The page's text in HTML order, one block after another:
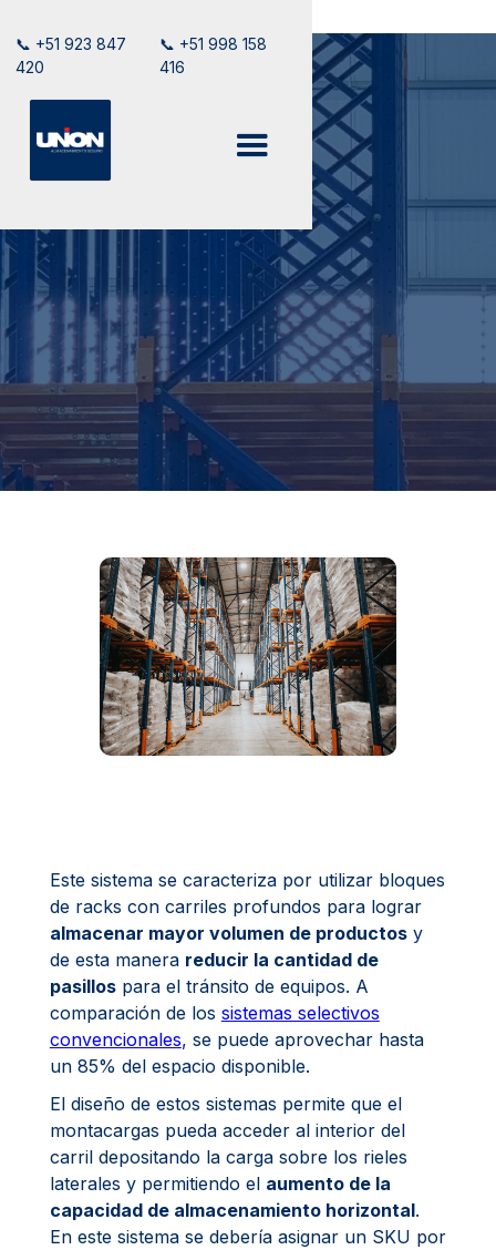
📞 +51 923 847
420
📞 +51 998 158
416
Este sistema se caracteriza por utilizar bloques
de racks con carriles profundos para lograr
almacenar mayor volumen de productosy
de esta manera reducir la cantidad de
pasillospara el tránsito de equipos. A
comparación de los sistemas selectivos
convencionales, se puede aprovechar hasta
un 85% del espacio disponible.
El diseño de estos sistemas permite que el
montacargas pueda acceder al interior del
carril depositando la carga sobre los rieles
laterales y permitiendo el aumento de la
capacidad de almacenamiento horizontal.
En este sistema se debería asignar un SKU por